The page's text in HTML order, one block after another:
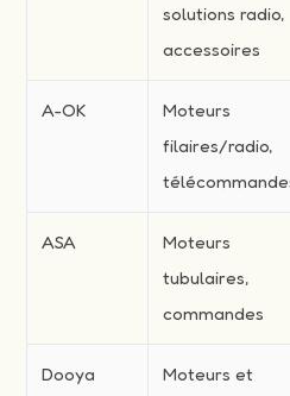
solutions radio,
accessoires
A-OK
Moteurs
filaires/radio,
ASA
Moteurs
tubulaires,
commandes
Dooya
Moteurs et